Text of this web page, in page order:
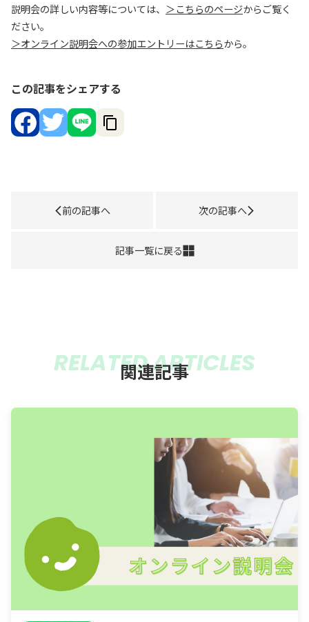
説明会の詳しい内容等については、 ＞こちらのページからご覧く
ださい。
＞オンライン説明会への参加エントリーはこちらから。
この記事をシェアする
前の記事へ
記事一覧に戻る
次の記事へ
関連記事
RELATED ARTICLES